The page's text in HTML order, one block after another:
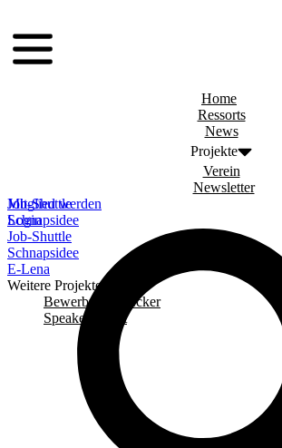
Inhalt
springen
Home
Ressorts
News
Projekte
Job-Shuttle
Schnapsidee
Job-Shuttle
Schnapsidee
E-Lena
Weitere Projekte
Bewerbungschecker
Speaker Event
Verein
Newsletter
Mitglied werden
Login